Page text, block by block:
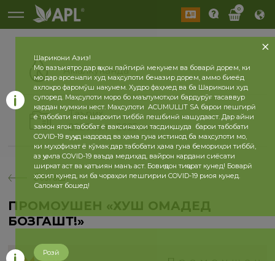
0
Амалкунанда
Таърих
2026 сол 2025 сол
бозгашт
ПРОМОУШЕН «ХУШ ОМАДЕД
БОЗГАШТ!»
Шарикони Азиз!
Мо вазъиятро дар ҷаҳон пайгирӣ мекунем ва боварӣ дорем, ки
мо дар арсенали худ маҳсулоти беназир дорем, аммо биеёд
ахлоқро фаромӯш накунем. Худро фаҳмед ва ба Шарикони худ
супоред. Маҳсулоти моро бо маълумотҳои бардурӯғ тасаввур
кардан мумкин нест. Маҳсулоти ACUMULLIT SA барои пешгирӣ
ё табобати ягон шароити тиббӣ пешбинӣ нашудааст. Дар айни
замон ягон табобат ё ваксинаҳои тасдиқшуда барои табобати
COVID-19 вуҷуд надорад ва ҳама гуна истинод ба маҳсулоти мо,
ки муҳофизат ё кӯмак дар табобати ҳама гуна бемориҳои тиббӣ,
аз ҷумла COVID-19 ваъда медиҳад, вайрон кардани сиёсати
ширкат аст ва қатъиян манъ аст. Бовиҷдон тиҷорат кунед! Боварӣ
ҳосил кунед, ки ба чораҳои пешгирии COVID-19 риоя кунед.
Саломат бошед!
Розӣ